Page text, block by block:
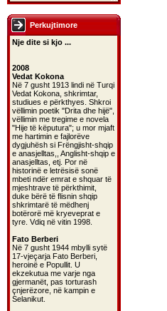
Perkujtimore
Nje dite si kjo ...
2008
Vedat Kokona
Në 7 gusht 1913 lindi në Turqi
Vedat Kokona, shkrimtar,
studiues e përkthyes. Shkroi
vëllimin poetik "Drita dhe hijë",
vëllimin me tregime e novela
"Hije të këputura"; u mor mjaft
me hartimin e fajlorëve
dygjuhësh si Frëngjisht-shqip
e anasjelltas,, Anglisht-shqip e
anasjelltas, etj. Por në
historinë e letrësisë sonë
mbeti ndër emrat e shquar të
mjeshtrave të përkthimit,
duke bërë të flisnin shqip
shkrimtarë të mëdhenj
botërorë më kryeveprat e
tyre. Vdiq në vitin 1998.
Fato Berberi
Në 7 gusht 1944 mbylli sytë
17-vjeçarja Fato Berberi,
heroinë e Popullit. U
ekzekutua me varje nga
gjermanët, pas torturash
çnjerëzore, në kampin e
Selanikut.